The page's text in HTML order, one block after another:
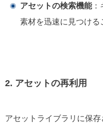
アセットの検索機能：
素材を迅速に見つける
2. アセットの再利用
アセットライブラリに保